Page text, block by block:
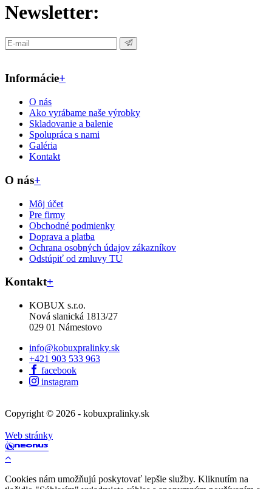
Newsletter:
Informácie+
O nás
Ako vyrábame naše výrobky
Skladovanie a balenie
Spolupráca s nami
Galéria
Kontakt
O nás+
Môj účet
Pre firmy
Obchodné podmienky
Doprava a platba
Ochrana osobných údajov zákazníkov
Odstúpiť od zmluvy TU
Kontakt+
KOBUX s.r.o.
Nová slanická 1813/27
029 01 Námestovo
info@kobuxpralinky.sk
+421 903 533 963
facebook
instagram
Copyright © 2026 - kobuxpralinky.sk
Web stránky
Cookies nám umožňujú poskytovať lepšie služby. Kliknutím na